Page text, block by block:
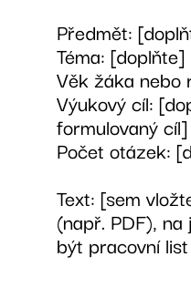
Předmět:
Téma: [doplňte]
Věk žáka nebo
Výukový cíl:
formulovaný cíl]
Počet otázek:
Text: [sem
(např. PDF),
být pracovní